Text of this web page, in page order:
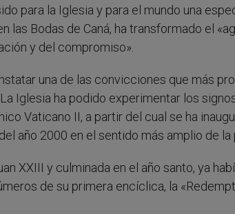
para la Iglesia y para el mundo una
las Bodas de Caná, ha transformado el
y del compromiso».
una de las convicciones que más
Iglesia ha podido experimentar los
Vaticano II, a partir del cual se ha
año 2000 en el sentido más amplio de la
XXIII y culminada en el año santo, ya
de su primera encíclica, la